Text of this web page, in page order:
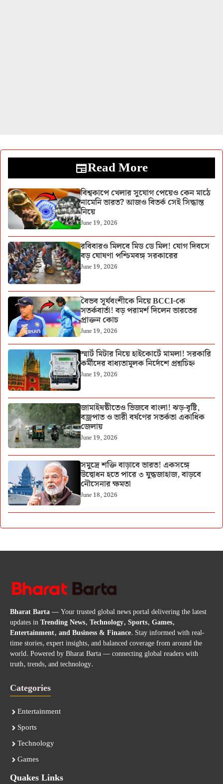
Read More
বিশ্বকাপে খেলার সুযোগ পেয়েও কেন মাঠে
নামেনি ভারত? আজও বিতর্ক সেই সিদ্ধান্ত
নিয়ে
June 19, 2026
রবিবারও মিলবে মিড ডে মিল! যোগ দিবসে
বড় ঘোষণা পশ্চিমবঙ্গ সরকারের
June 19, 2026
বৈভব সূর্যবংশীকে নিয়ে BCCI-কে
সতর্কবার্তা! বড় পরামর্শ দিলেন ভারতের
প্রাক্তন কোচ
June 19, 2026
স্মার্ট মিটার নিয়ে হাইকোর্টে মামলা! সরকারি
কর্মীদের বাধ্যতামূলক নির্দেশে প্রশ্নচিহ্ন
June 19, 2026
জামাইষষ্ঠীতেও ভিজবে বাংলা! ঝড়-বৃষ্টি,
বজ্রপাত ও ভারী বর্ষণের সতর্কতা একাধিক
জেলায়
June 19, 2026
সমুদ্রে শক্তি বাড়াবে ভারত! একসঙ্গে
উদ্বোধন হতে পারে ৩ যুদ্ধজাহাজ, বাড়বে
নৌসেনার ক্ষমতা
June 18, 2026
Bharat Barta— Your trusted global news portal delivering the latest
updates inTrending News, Technology, Sports, Games,
Entertainment, and Business & Finance. Stay informed with real-
time stories, expert insights, and balanced coverage from around the
world. Powered by Bharat Barta — connecting global readers with
truth, trends, and technology.
Categories
Entertainment
Sports
Technology
Games
Quakes Links